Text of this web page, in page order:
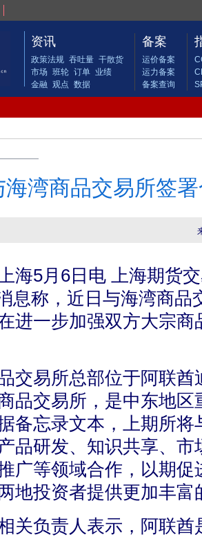
资讯
政策法规 吞吐量 干散货
市场 班轮 订单 业绩
金融 观点 数据
备案
运价备案
运力备案
备案查询
湾商品交易所签
5月6日电 上海期货交
息称，近日与海湾商品
进一步加强双方大宗
易所总部位于阿联酋
品交易所，是中东地区
备忘录文本，上期所
品研发、知识共享、
广等领域合作，以期促
地投资者提供更加丰富
负责人表示，阿联酋